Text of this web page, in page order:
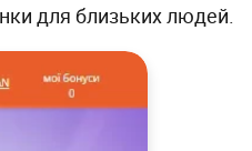
для близьких людей.